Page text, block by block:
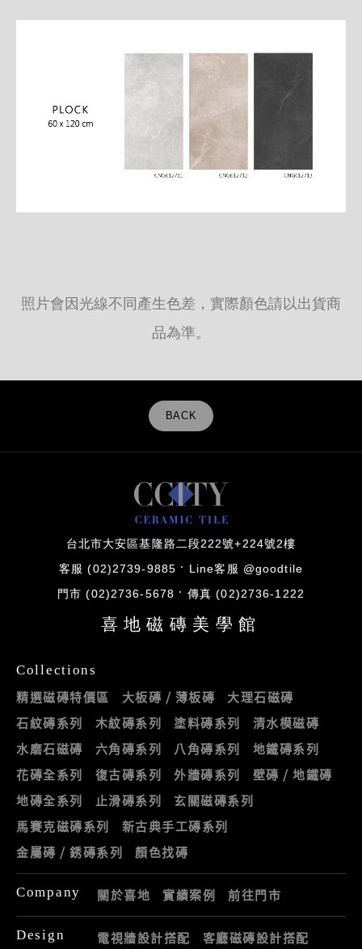
照片會因光線不同產生色差，實際顏色請以出貨商
品為準。
BACK
台北市大安區基隆路二段222號+224號2樓
客服 (02)2739-9885 Line客服 @goodtile
門市 (02)2736-5678 傳真 (02)2736-1222
喜地磁磚美學館
Collections
精選磁磚特價區 大板磚 / 薄板磚
大理石磁磚
石紋磚系列
木紋磚系列 塗料磚系列
清水模磁磚
水磨石磁磚
六角磚系列 八角磚系列
地鐵磚系列
花磚全系列
復古磚系列 外牆磚系列
壁磚 / 地鐵磚
地磚全系列
止滑磚系列
玄關磁磚系列
馬賽克磁磚系列
新古典手工磚系列
金屬磚 / 銹磚系列
顏色找磚
Company 關於喜地 實績案例 前往門市
Design 電視牆設計搭配 客廳磁磚設計搭配